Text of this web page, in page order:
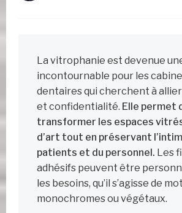
La vitrophanie est devenue
incontournable pour les
dentaires qui cherchent à
et confidentialité. Elle permet
transformer les espaces
d’art tout en préservant
patients et du personnel. Les
adhésifs peuvent être
les besoins, qu’il s’agisse de
monochromes ou végétaux.